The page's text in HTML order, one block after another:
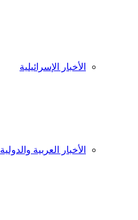
الأخبار الإسرائيلية
الأخبار العربية والدولية